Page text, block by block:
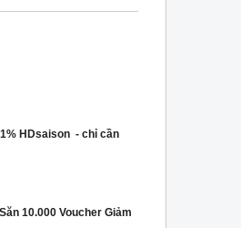
HDsaison - chỉ cần
10.000 Voucher Giảm